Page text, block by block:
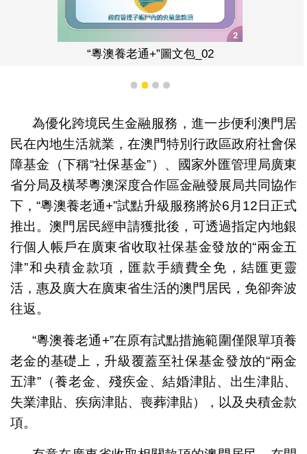
“粵澳養老通+”圖文包_02
1 2 3 4
為優化跨境民生金融服務，進一步便利澳門居
民在內地生活就業，在澳門特別行政區政府社會保
障基金（下稱“社保基金”）、國家外匯管理局廣東
省分局及橫琴粵澳深度合作區金融發展局共同協作
下，“粵澳養老通+”試點升級服務將於6月12日正式
推出。澳門居民經申請獲批後，可透過指定內地銀
行個人帳戶在廣東省收取社保基金發放的“兩金五
津”和央積金款項，匯款手續費全免，結匯更靈
活，惠及廣大在廣東省生活的澳門居民，免卻奔波
往返。
“粵澳養老通+”在原有試點措施範圍僅限單項養
老金的基礎上，升級覆蓋至社保基金發放的“兩金
五津”（養老金、殘疾金、結婚津貼、出生津貼、
失業津貼、疾病津貼、喪葬津貼），以及央積金款
項。